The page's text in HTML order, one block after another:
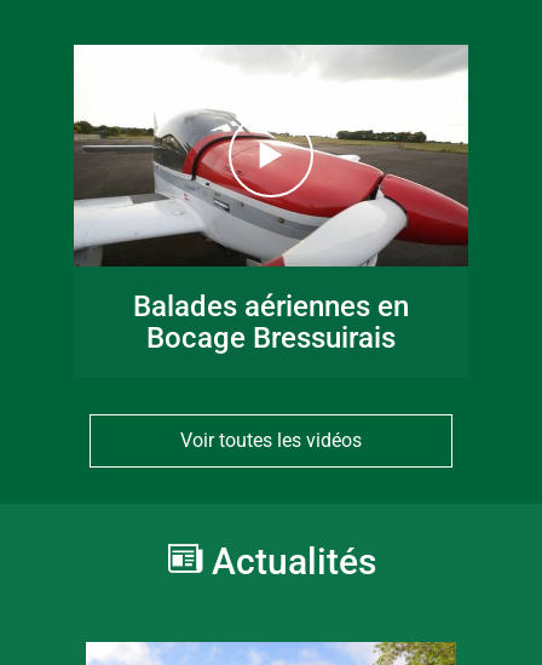
Balades aériennes en
Bocage Bressuirais
Voir toutes les vidéos
Actualités